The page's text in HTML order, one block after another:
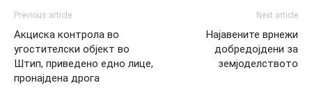
Previous article
Акциска контрола во
угостителски објект во
Штип, приведено едно лице,
пронајдена дрога
Next article
Најавените врнежи
добредојдени за
земјоделството